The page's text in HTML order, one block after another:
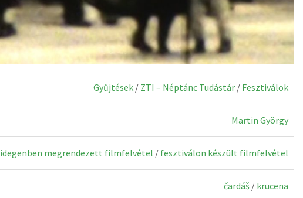
Gyűjtések / ZTI – Néptánc Tudástár / Fesztiválok
Martin György
idegenben megrendezett filmfelvétel / fesztiválon készült filmfelvétel
čardáš / krucena